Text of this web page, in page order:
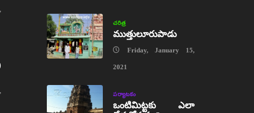
చరిత్ర
ముత్తులూరుపాడు
Friday, January 15,
2021
పర్యాటకం
ఒంటిమిట్టకు ఎలా